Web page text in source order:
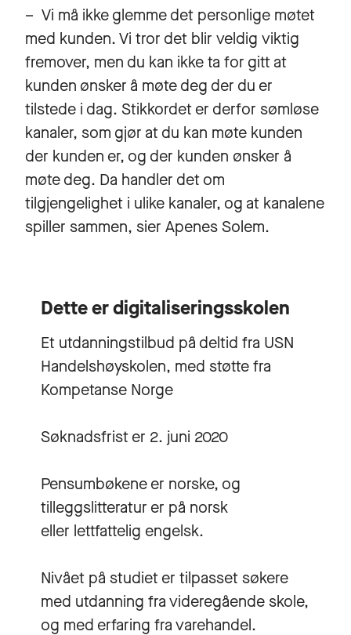
– Vi må ikke glemme det personlige møtet
med kunden. Vi tror det blir veldig viktig
fremover, men du kan ikke ta for gitt at
kunden ønsker å møte deg der du er
tilstede i dag. Stikkordet er derfor sømløse
kanaler, som gjør at du kan møte kunden
der kunden er, og der kunden ønsker å
møte deg. Da handler det om
tilgjengelighet i ulike kanaler, og at kanalene
spiller sammen, sier Apenes Solem.
Dette er digitaliseringsskolen
Et utdanningstilbud på deltid fra USN
Handelshøyskolen, med støtte fra
Kompetanse Norge
Søknadsfrist er 2. juni 2020
Pensumbøkene er norske, og
tilleggslitteratur er på norsk
eller lettfattelig engelsk.
Nivået på studiet er tilpasset søkere
med utdanning fra videregående skole,
og med erfaring fra varehandel.